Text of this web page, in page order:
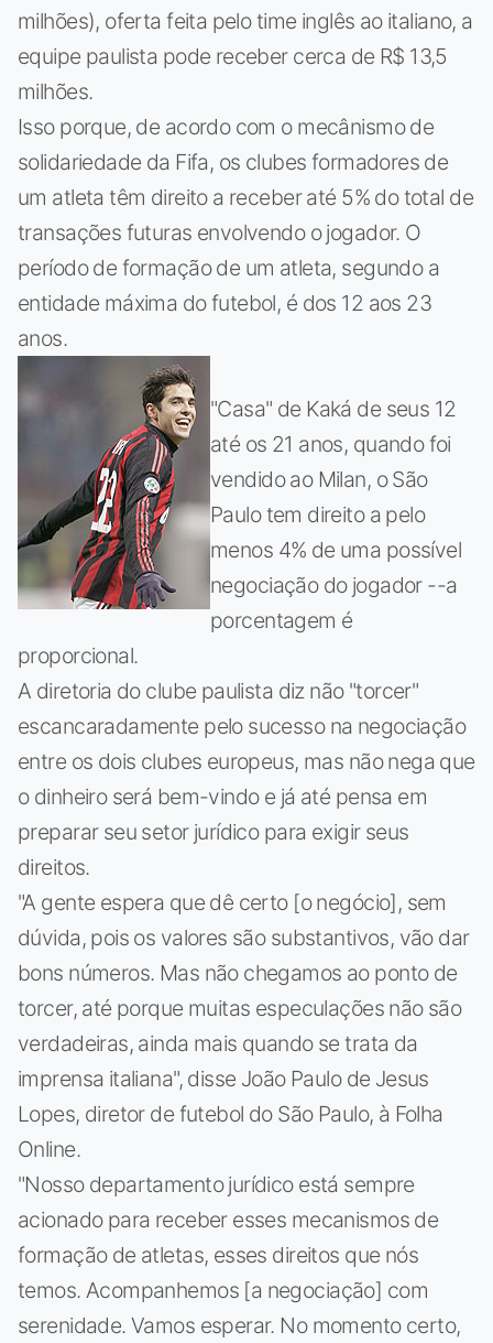
milhões), oferta feita pelo time inglês ao italiano, a
equipe paulista pode receber cerca de R$ 13,5
milhões.
Isso porque, de acordo com o mecânismo de
solidariedade da Fifa, os clubes formadores de
um atleta têm direito a receber até 5% do total de
transações futuras envolvendo o jogador. O
período de formação de um atleta, segundo a
entidade máxima do futebol, é dos 12 aos 23
anos.
"Casa" de Kaká de seus 12
até os 21 anos, quando foi
vendido ao Milan, o São
Paulo tem direito a pelo
menos 4% de uma possível
negociação do jogador --a
porcentagem é
proporcional.
A diretoria do clube paulista diz não "torcer"
escancaradamente pelo sucesso na negociação
entre os dois clubes europeus, mas não nega que
o dinheiro será bem-vindo e já até pensa em
preparar seu setor jurídico para exigir seus
direitos.
"A gente espera que dê certo [o negócio], sem
dúvida, pois os valores são substantivos, vão dar
bons números. Mas não chegamos ao ponto de
torcer, até porque muitas especulações não são
verdadeiras, ainda mais quando se trata da
imprensa italiana", disse João Paulo de Jesus
Lopes, diretor de futebol do São Paulo, à Folha
Online.
"Nosso departamento jurídico está sempre
acionado para receber esses mecanismos de
formação de atletas, esses direitos que nós
temos. Acompanhemos [a negociação] com
serenidade. Vamos esperar. No momento certo,